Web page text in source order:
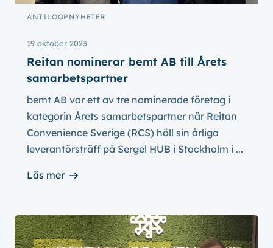
ANTILOOP NYHETER
19 oktober 2023
Reitan nominerar bemt AB till Årets
samarbetspartner
bemt AB var ett av tre nominerade företag i
kategorin Årets samarbetspartner när Reitan
Convenience Sverige (RCS) höll sin årliga
leverantörsträff på Sergel HUB i Stockholm i ...
Läs mer